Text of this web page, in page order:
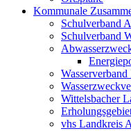
Kommunale
Schulverband
Schulverband
Wittelsbacher
vhs Landkreis